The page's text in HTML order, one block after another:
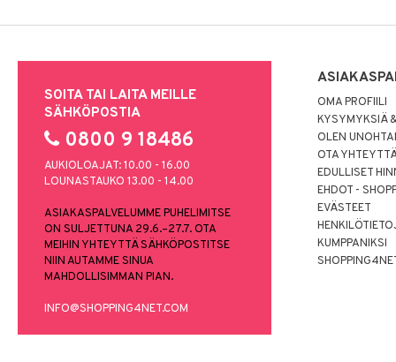
SOITA TAI LAITA MEILLE
SÄHKÖPOSTIA
0800 9 18486
AUKIOLOAJAT: 10.00 - 16.00
LOUNASTAUKO 13.00 - 14.00
ASIAKASPALVELUMME PUHELIMITSE
ON SULJETTUNA 29.6.–27.7. OTA
MEIHIN YHTEYTTÄ SÄHKÖPOSTITSE
NIIN AUTAMME SINUA
MAHDOLLISIMMAN PIAN.
INFO@SHOPPING4NET.COM
OMA PROFIILI
KYSYMYKSIÄ
OLEN
OTA
EDULLISET
EHDOT -
EVÄSTEET
KUMPPANIKSI